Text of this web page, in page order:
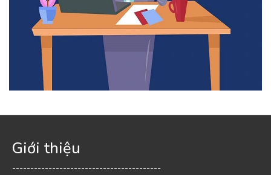
Giới thiệu
-----------------------------------------